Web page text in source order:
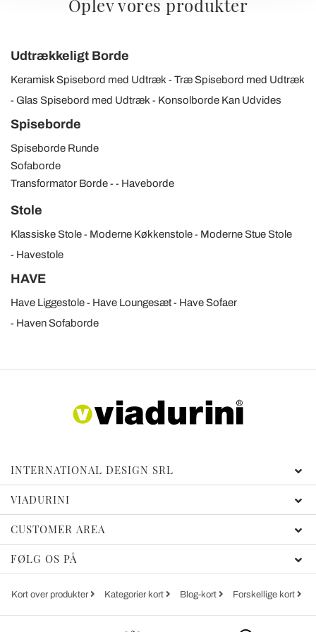
modificare o ritirare il tuo consenso in qualsiasi momento
Utilizziamo i cookie per personalizzare contenuti ed
annunci, per fornire funzionalità dei social media e per
informazioni sul modo in cui utilizza il nostro sito con i
nostri partner che si occupano di analisi dei dati web,
con altre informazioni che ha fornito loro o che hanno
Oplev vores produkter
Udtrækkeligt Borde
Keramisk Spisebord med Udtræk
Træ Spisebord med Udtræk
Glas Spisebord med Udtræk
Konsolborde Kan Udvides
Spiseborde
Spiseborde Runde
Sofaborde
Transformator Borde
Haveborde
Stole
Klassiske Stole Moderne Køkkenstole
Moderne Stue Stole
Havestole
HAVE
Have Liggestole Have Loungesæt
Have Sofaer
Haven Sofaborde
INTERNATIONAL DESIGN SRL
VIADURINI
CUSTOMER AREA
FØLG OS PÅ
Kort over produkter Kategorier kort Blog-kort Forskellige kort